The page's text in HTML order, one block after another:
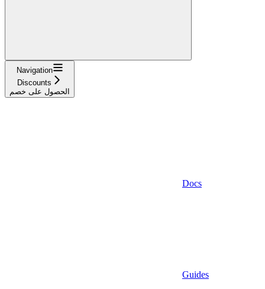
Navigation
Discounts
الحصول على خصم
Docs
Guides